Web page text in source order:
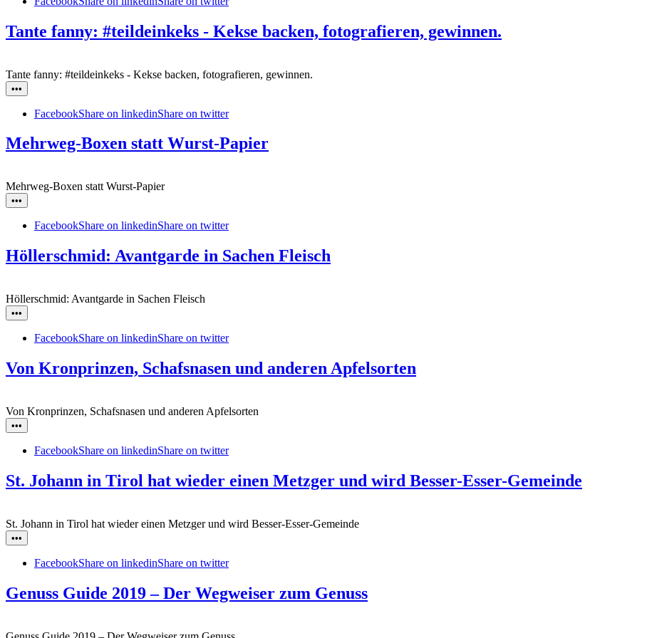
Tante fanny: #teildeinkeks - Kekse backen, fotografieren, gewinnen.
Tante fanny: #teildeinkeks - Kekse backen, fotografieren, gewinnen.
•••
FacebookShare on linkedinShare on twitter
Mehrweg-Boxen statt Wurst-Papier
Mehrweg-Boxen statt Wurst-Papier
•••
FacebookShare on linkedinShare on twitter
Höllerschmid: Avantgarde in Sachen Fleisch
Höllerschmid: Avantgarde in Sachen Fleisch
•••
FacebookShare on linkedinShare on twitter
Von Kronprinzen, Schafsnasen und anderen Apfelsorten
Von Kronprinzen, Schafsnasen und anderen Apfelsorten
•••
FacebookShare on linkedinShare on twitter
St. Johann in Tirol hat wieder einen Metzger und wird Besser-Esser-Gemeinde
St. Johann in Tirol hat wieder einen Metzger und wird Besser-Esser-Gemeinde
•••
FacebookShare on linkedinShare on twitter
Genuss Guide 2019 – Der Wegweiser zum Genuss